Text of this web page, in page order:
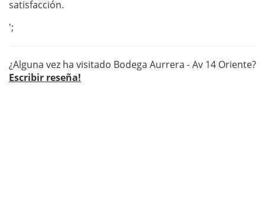
satisfacción.
';
¿Alguna vez ha visitado Bodega Aurrera - Av 14 Oriente?
Escribir reseña!